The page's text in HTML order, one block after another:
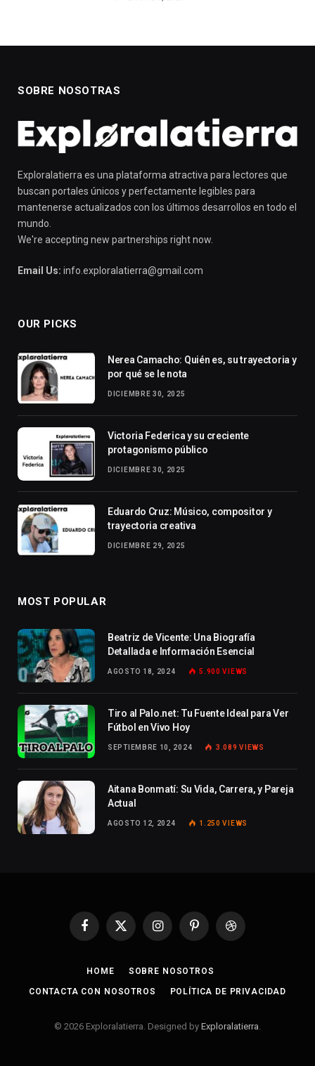
SOBRE NOSOTRAS
Exploralatierra es una plataforma atractiva para lectores que
buscan portales únicos y perfectamente legibles para
mantenerse actualizados con los últimos desarrollos en todo el
mundo.
We're accepting new partnerships right now.
Email Us: info.exploralatierra@gmail.com
OUR PICKS
Nerea Camacho: Quién es, su trayectoria y
por qué se le nota
DICIEMBRE 30, 2025
Victoria Federica y su creciente
protagonismo público
DICIEMBRE 30, 2025
Eduardo Cruz: Músico, compositor y
trayectoria creativa
DICIEMBRE 29, 2025
MOST POPULAR
Beatriz de Vicente: Una Biografía
Detallada e Información Esencial
AGOSTO 18, 2024 5.900VIEWS
Tiro al Palo.net: Tu Fuente Ideal para Ver
Fútbol en Vivo Hoy
SEPTIEMBRE 10, 2024 3.089VIEWS
Aitana Bonmatí: Su Vida, Carrera, y Pareja
Actual
AGOSTO 12, 2024 1.250VIEWS
Facebook
X
InstagramPinterestDribbble
HOME SOBRE NOSOTROS
CONTACTA CON NOSOTROS POLÍTICA DE PRIVACIDAD
© 2026 Exploralatierra. Designed by Exploralatierra.